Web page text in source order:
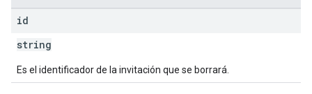
id
string
Es el identificador de la invitación que se borrará.